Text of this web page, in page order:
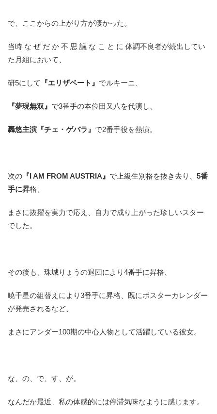
で、ここからの上がり方が凄かった。
当時 な ぜ だ か 不 思 議 な こ と に 体調不良者が続出してい
た月組において、
研5にして 『エリザベート』 でルキーニ、
『夢現無双』 で3番手の本位田又八を代演し、
轟悠主演『チェ・ゲバラ』 で2番手役を熱演。
次の 『I AM FROM AUSTRIA』 で上級生別格を抜き去り、 5番
手に昇格、
まさに抜擢を実力で応え、自力で成り上がった珍しいスター
でした。
その後も、珠城りょうの退団により4番手に昇格、
暁千星の組替えにより3番手に昇格、既にポスターカレンダー
が発売されるなど、
まさにアンダー100期の中心人物として活躍している彼女。
な、の、で、す、が。
なんだか最近、私の体感的には停滞気味なように感じます。